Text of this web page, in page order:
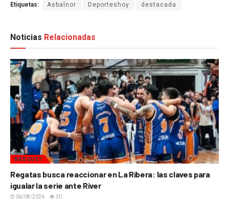
Etiquetas: Asbalnor Deporteshoy destacada
Noticias Relacionadas
BÁSQUET
Regatas busca reaccionar en La Ribera: las claves para
igualar la serie ante River
06/08/2026 30